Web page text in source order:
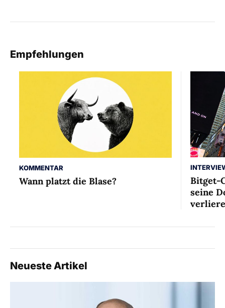
Empfehlungen
KOMMENTAR
Wann platzt die Blase?
Bitget-
seine
Neueste Artikel